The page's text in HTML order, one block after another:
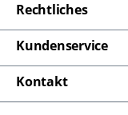
Rechtliches
Kundenservice
Kontakt